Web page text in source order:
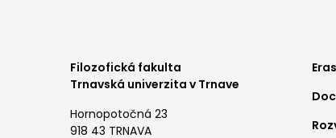
Filozofická fakulta
Trnavská univerzita v Trnave
Hornopotočná 23
918 43 TRNAVA